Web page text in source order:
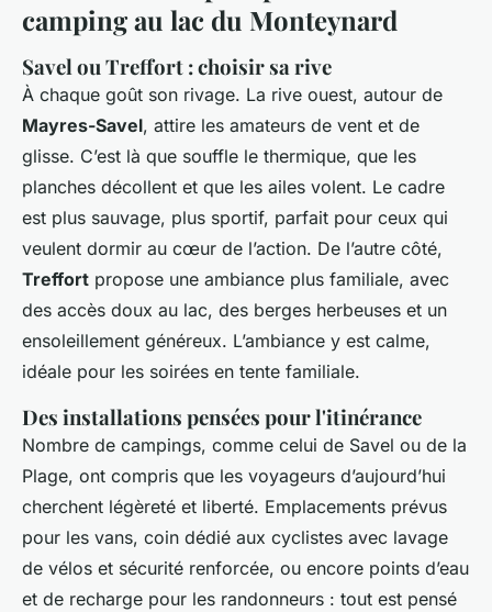
camping au lac du Monteynard
Savel ou Treffort : choisir sa rive
À chaque goût son rivage. La rive ouest, autour de
Mayres-Savel, attire les amateurs de vent et de
glisse. C’est là que souffle le thermique, que les
planches décollent et que les ailes volent. Le cadre
est plus sauvage, plus sportif, parfait pour ceux qui
veulent dormir au cœur de l’action. De l’autre côté,
Treffort propose une ambiance plus familiale, avec
des accès doux au lac, des berges herbeuses et un
ensoleillement généreux. L’ambiance y est calme,
idéale pour les soirées en tente familiale.
Des installations pensées pour l'itinérance
Nombre de campings, comme celui de Savel ou de la
Plage, ont compris que les voyageurs d’aujourd’hui
cherchent légèreté et liberté. Emplacements prévus
pour les vans, coin dédié aux cyclistes avec lavage
de vélos et sécurité renforcée, ou encore points d’eau
et de recharge pour les randonneurs : tout est pensé